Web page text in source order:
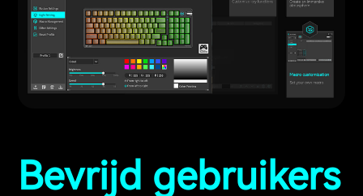
Bevrijd gebruikers